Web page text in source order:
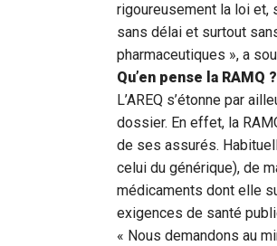
rigoureusement la loi et,
sans délai et surtout
pharmaceutiques », a
Qu’en pense la RAMQ ?
L’AREQ s’étonne par
dossier. En effet, la
de ses assurés.
celui du générique), de
médicaments dont elle
exigences de santé
« Nous demandons au